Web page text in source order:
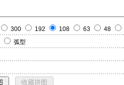
300 192 108 63 48
弧型